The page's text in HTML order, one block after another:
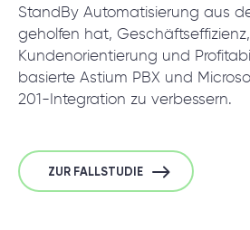
StandBy Automatisierung aus
geholfen hat, Geschäftseffizienz,
Kundenorientierung und
basierte Astium PBX und
201-Integration zu verbessern.
ZUR FALLSTUDIE